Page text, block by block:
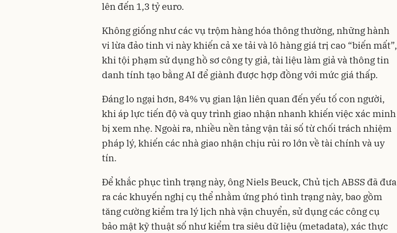
lên đến 1,3 tỷ euro.
Không giống như các vụ trộm hàng hóa thông thường, những hành
vi lừa đảo tinh vi này khiến cả xe tải và lô hàng giá trị cao “biến mất”,
khi tội phạm sử dụng hồ sơ công ty giả, tài liệu làm giả và thông tin
danh tính tạo bằng AI để giành được hợp đồng với mức giá thấp.
Đáng lo ngại hơn, 84% vụ gian lận liên quan đến yếu tố con người,
khi áp lực tiến độ và quy trình giao nhận nhanh khiến việc xác minh
bị xem nhẹ. Ngoài ra, nhiều nền tảng vận tải số từ chối trách nhiệm
pháp lý, khiến các nhà giao nhận chịu rủi ro lớn về tài chính và uy
tín.
Để khắc phục tình trạng này, ông Niels Beuck, Chủ tịch ABSS đã đưa
ra các khuyến nghị cụ thể nhằm ứng phó tình trạng này, bao gồm
tăng cường kiểm tra lý lịch nhà vận chuyển, sử dụng các công cụ
bảo mật kỹ thuật số như kiểm tra siêu dữ liệu (metadata), xác thực